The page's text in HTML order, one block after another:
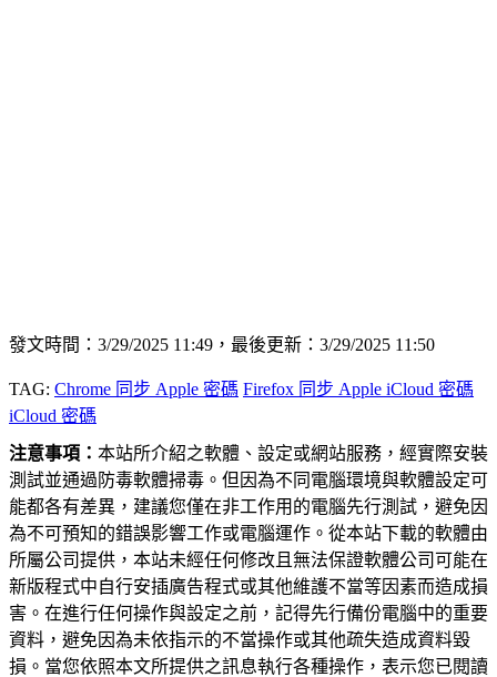
發文時間：3/29/2025 11:49，最後更新：3/29/2025 11:50
TAG: Chrome 同步 Apple 密碼 Firefox 同步 Apple iCloud 密碼
iCloud 密碼
注意事項： 本站所介紹之軟體、設定或網站服務，經實際安裝
測試並通過防毒軟體掃毒。但因為不同電腦環境與軟體設定可
能都各有差異，建議您僅在非工作用的電腦先行測試，避免因
為不可預知的錯誤影響工作或電腦運作。從本站下載的軟體由
所屬公司提供，本站未經任何修改且無法保證軟體公司可能在
新版程式中自行安插廣告程式或其他維護不當等因素而造成損
害。在進行任何操作與設定之前，記得先行備份電腦中的重要
資料，避免因為未依指示的不當操作或其他疏失造成資料毀
損。當您依照本文所提供之訊息執行各種操作，表示您已閱讀